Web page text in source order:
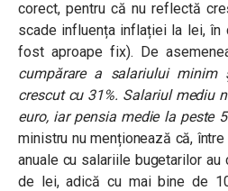
corect, pentru că nu reflectă
scade influența inflației la lei, în
fost aproape fix). De
cumpărare a salariului
crescut cu 31%. Salariul mediu
euro, iar pensia medie la peste
ministru nu menționează că,
anuale cu salariile bugetarilor
de lei, adică cu mai bine de